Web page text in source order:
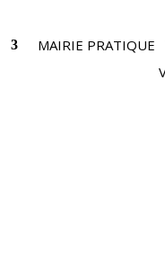
MAIRIE PRATIQUE